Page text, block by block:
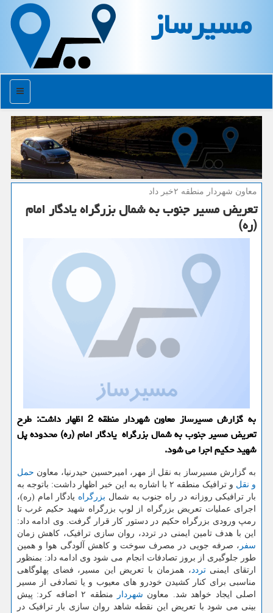
مسیرساز
منو
معاون شهردار منطقه ۲خبر داد
تعریض مسیر جنوب به شمال بزرگراه یادگار امام
(ره)
به گزارش مسیرساز معاون شهردار منطقه 2 اظهار داشت: طرح
تعریض مسیر جنوب به شمال بزرگراه یادگار امام (ره) محدوده پل
شهید حكیم اجرا می شود.
به گزارش مسیرساز به نقل از مهر، امیرحسین حیدرنیا، معاون حمل
و نقل
و ترافیک منطقه ۲ با اشاره به این خبر اظهار داشت: باتوجه به
بار ترافیکی روزانه در راه جنوب به شمال بزرگراه یادگار امام (ره)،
اجرای عملیات تعریض بزرگراه از لوپ بزرگراه شهید حکیم غرب تا
رمپ ورودی بزرگراه حکیم در دستور کار قرار گرفت. وی ادامه داد:
این با هدف تامین ایمنی در تردد، روان سازی ترافیک، کاهش زمان
سفر ، صرفه جویی در مصرف سوخت و کاهش آلودگی هوا و همین
طور جلوگیری از بروز تصادفات انجام می شود وی ادامه داد: بمنظور
ارتقای ایمنیتردد ، همزمان با تعریض این مسیر، فضای پهلوگاهی
مناسبی برای کنار کشیدن خودرو های معیوب و یا تصادفی از مسیر
اصلی ایجاد خواهد شد. معاون شهردار
منطقه ۲ اضافه کرد: پیش
بینی می شود با تعریض این نقطه شاهد روان سازی بار ترافیک در